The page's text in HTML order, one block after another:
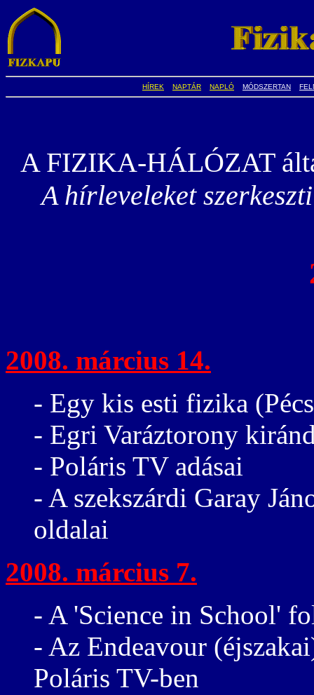
HÍREK NAPTÁR NAPLÓ MÓDSZERTAN
A FIZIKA-HÁLÓZAT
A hírleveleket
2008. március 14.
- Egy kis esti fizika
- Egri Varáztorony
- Poláris TV adásai
- A szekszárdi Garay
oldalai
2008. március 7.
- A 'Science in School'
- Az Endeavour
Poláris TV-ben